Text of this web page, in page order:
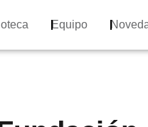
Equipo